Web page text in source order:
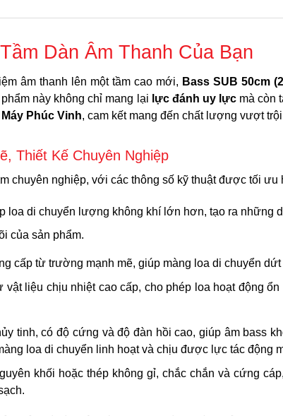
Dàn Âm Thanh Của Bạn
âm thanh lên một tầm cao mới, Bass SUB 50cm
này không chỉ mang lại lực đánh uy lựcmà còn
Phúc Vinh, cam kết mang đến chất lượng vượt
Thiết Kế Chuyên Nghiệp
chuyên nghiệp, với các thông số kỹ thuật được tối ưu
loa di chuyển lượng không khí lớn hơn, tạo ra những
của sản phẩm.
cấp từ trường mạnh mẽ, giúp màng loa di chuyển
liệu chịu nhiệt cao cấp, cho phép loa hoạt động
tinh, có độ cứng và độ đàn hồi cao, giúp âm bass
loa di chuyển linh hoạt và chịu được lực tác động
khối hoặc thép không gỉ, chắc chắn và cứng